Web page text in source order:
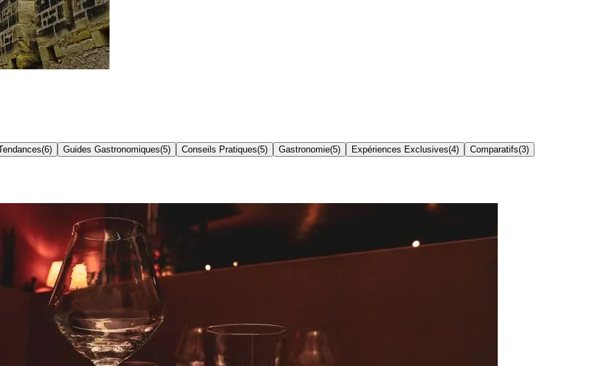
(6) Guides Gastronomiques(5) Conseils Pratiques(5) Gastronomie(5) Expériences Exclusives(4) Comparatifs(3)